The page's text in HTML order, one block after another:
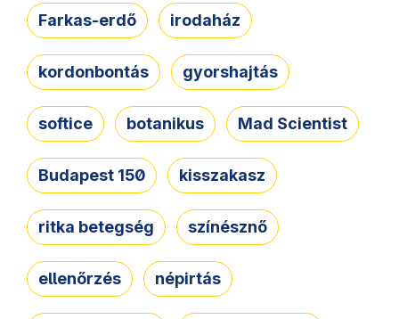
Farkas-erdő irodaház
kordonbontás gyorshajtás
softice botanikus Mad Scientist
Budapest 150 kisszakasz
ritka betegség színésznő
ellenőrzés népirtás